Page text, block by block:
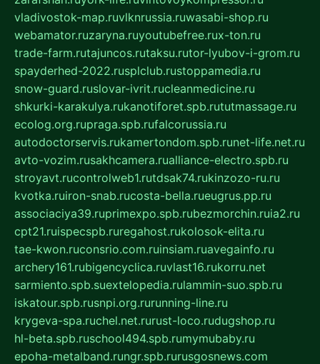
vladivostok-map.ruvlknrussia.ruwasabi-shop.ru
webamator.ruzaryna.ruyoutubefree.rux-ton.ru
trade-farm.rutajuncos.rutaksu.rutor-lyubov-i-grom.ru
spayderhed-2022.rusplclub.rustoppamedia.ru
snow-guard.ruslovar-ivrit.rucleanmedicine.ru
shkurki-karakulya.rukanotiforet.spb.rututmassage.ru
ecolog.org.rupraga.spb.rufalcorussia.ru
autodoctorservis.rukamertondom.spb.runet-life.net.ru
avto-vozim.rusakhcamera.rualliance-electro.spb.ru
stroyavt.rucontrolweb1.rutdsak74.rukinzozo-ru.ru
kvotka.ruiron-snab.rucosta-bella.rueugrus.pp.ru
associaciya39.ruprimexpo.spb.rubezmorchin.ruia2.ru
cpt21.ruispecspb.ruregahost.rukolosok-elita.ru
tae-kwon.ruconsrio.com.ruinsiam.ruavegainfo.ru
archery161.rubigencyclica.ruvlast16.rukorru.net
sarmiento.spb.suextelopedia.rulammin-suo.spb.ru
iskatour.spb.rusnpi.org.rurunning-line.ru
krygeva-spa.ruchel.net.rurust-loco.rudugshop.ru
hl-beta.spb.ruschool494.spb.rumymubaby.ru
epoha-metalband.rungr.spb.rurusgosnews.com